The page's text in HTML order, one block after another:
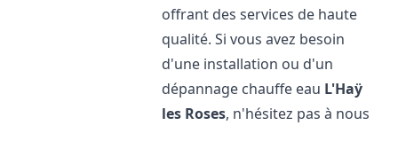
offrant des services de haute
qualité. Si vous avez besoin
d'une installation ou d'un
dépannage chauffe eau L'Haÿ
les Roses, n'hésitez pas à nous